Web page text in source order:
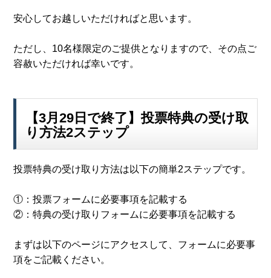
安心してお越しいただければと思います。
ただし、10名様限定のご提供となりますので、その点ご
容赦いただければ幸いです。
【3月29日で終了】投票特典の受け取
り方法2ステップ
投票特典の受け取り方法は以下の簡単2ステップです。
①：投票フォームに必要事項を記載する
②：特典の受け取りフォームに必要事項を記載する
まずは以下のページにアクセスして、フォームに必要事
項をご記載ください。